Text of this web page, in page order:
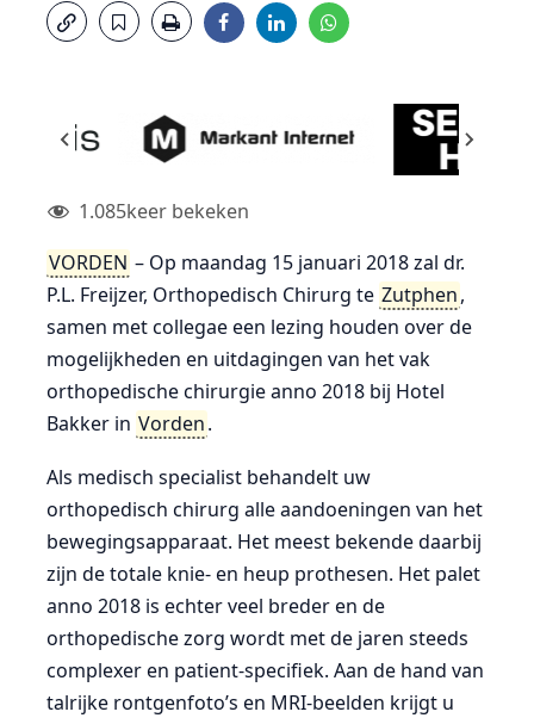
1.085keer bekeken
VORDEN – Op maandag 15 januari 2018 zal dr.
P.L. Freijzer, Orthopedisch Chirurg te Zutphen,
samen met collegae een lezing houden over de
mogelijkheden en uitdagingen van het vak
orthopedische chirurgie anno 2018 bij Hotel
Bakker in Vorden.
Als medisch specialist behandelt uw
orthopedisch chirurg alle aandoeningen van het
bewegingsapparaat. Het meest bekende daarbij
zijn de totale knie- en heup prothesen. Het palet
anno 2018 is echter veel breder en de
orthopedische zorg wordt met de jaren steeds
complexer en patient-specifiek. Aan de hand van
talrijke rontgenfoto’s en MRI-beelden krijgt u